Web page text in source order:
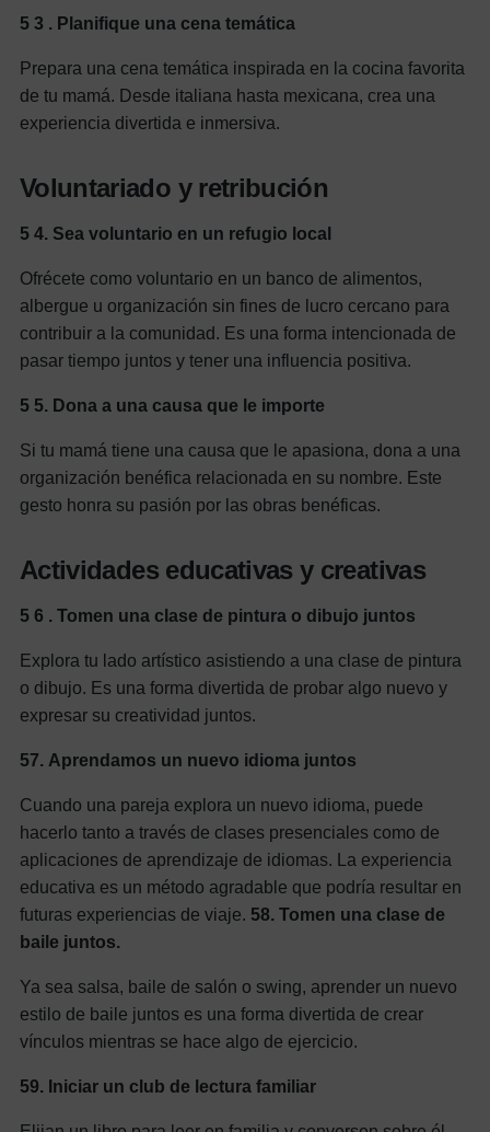
5 3 . Planifique una cena temática
Prepara una cena temática inspirada en la cocina favorita
de tu mamá. Desde italiana hasta mexicana, crea una
experiencia divertida e inmersiva.
Voluntariado y retribución
5 4. Sea voluntario en un refugio local
Ofrécete como voluntario en un banco de alimentos,
albergue u organización sin fines de lucro cercano para
contribuir a la comunidad. Es una forma intencionada de
pasar tiempo juntos y tener una influencia positiva.
5 5. Dona a una causa que le importe
Si tu mamá tiene una causa que le apasiona, dona a una
organización benéfica relacionada en su nombre. Este
gesto honra su pasión por las obras benéficas.
Actividades educativas y creativas
5 6 . Tomen una clase de pintura o dibujo juntos
Explora tu lado artístico asistiendo a una clase de pintura
o dibujo. Es una forma divertida de probar algo nuevo y
expresar su creatividad juntos.
57. Aprendamos un nuevo idioma juntos
Cuando una pareja explora un nuevo idioma, puede
hacerlo tanto a través de clases presenciales como de
aplicaciones de aprendizaje de idiomas. La experiencia
educativa es un método agradable que podría resultar en
futuras experiencias de viaje. 58. Tomen una clase de
baile juntos.
Ya sea salsa, baile de salón o swing, aprender un nuevo
estilo de baile juntos es una forma divertida de crear
vínculos mientras se hace algo de ejercicio.
59. Iniciar un club de lectura familiar